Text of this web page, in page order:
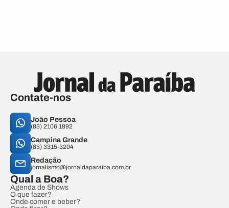
Contate-nos
João Pessoa
(83) 2106.1892
Campina Grande
(83) 3315-3204
Redação
jornalismo@jornaldaparaiba.com.br
Qual a Boa?
Agenda de Shows
O que fazer?
Onde comer e beber?